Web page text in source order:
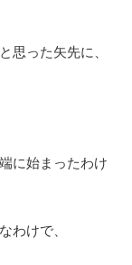
思った矢先に、
に始まったわけ
わけで、